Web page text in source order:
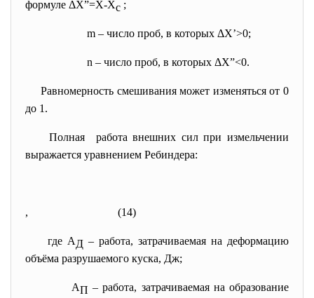
формуле ΔX”=X-Xс ;
m – число проб, в которых ΔX’>0;
n – число проб, в которых ΔX”<0.
Равномерность смешивания может изменяться от 0
до 1.
Полная работа внешних сил при измельчении
выражается уравнением Ребиндера:
, (14)
где АД – работа, затрачиваемая на деформацию
объёма разрушаемого куска, Дж;
АП– работа, затрачиваемая на образование